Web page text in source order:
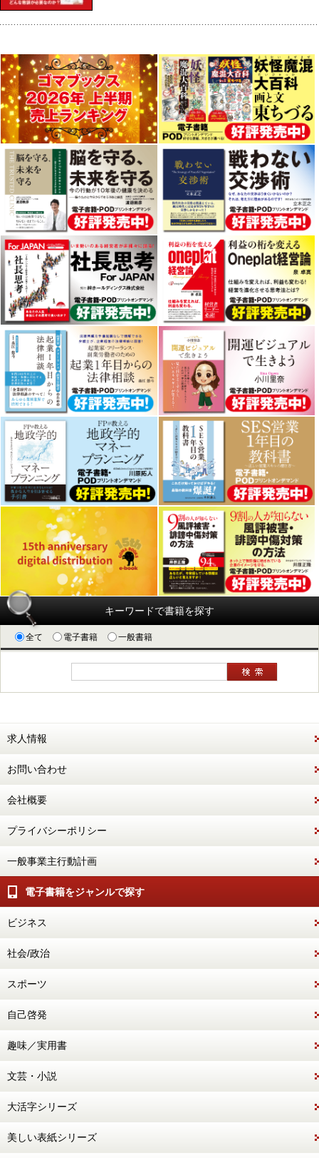
キーワードで書籍を探す
全て 電子書籍 一般書籍
求人情報
お問い合わせ
会社概要
プライバシーポリシー
一般事業主行動計画
電子書籍をジャンルで探す
ビジネス
社会/政治
スポーツ
自己啓発
趣味／実用書
文芸・小説
大活字シリーズ
美しい表紙シリーズ